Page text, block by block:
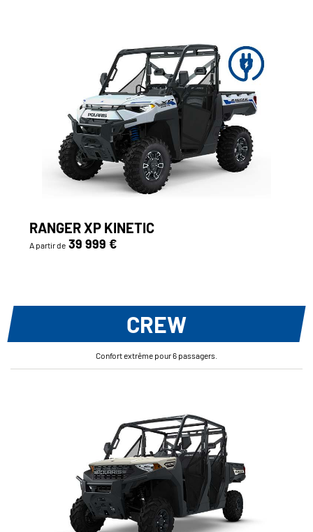
RANGER XP KINETIC
A partir de 39 999 €
CREW
Confort extrême pour 6 passagers.